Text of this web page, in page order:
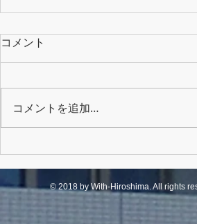
クリスマス交流会
コメント
コメントを追加…
© 2018 by With-Hiroshima. All rights